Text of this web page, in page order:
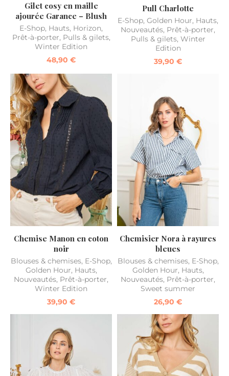
Gilet cosy en maille
ajourée Garance – Blush
E-Shop, Hauts, Horizon,
Prêt-à-porter, Pulls & gilets,
Winter Edition
48,90 €
Pull Charlotte
E-Shop, Golden Hour, Hauts,
Nouveautés, Prêt-à-porter,
Pulls & gilets, Winter
Edition
39,90 €
Chemise Manon en coton
noir
Blouses & chemises, E-Shop,
Golden Hour, Hauts,
Nouveautés, Prêt-à-porter,
Winter Edition
39,90 €
Chemisier Nora à rayures
bleues
Blouses & chemises, E-Shop,
Golden Hour, Hauts,
Nouveautés, Prêt-à-porter,
Sweet summer
26,90 €